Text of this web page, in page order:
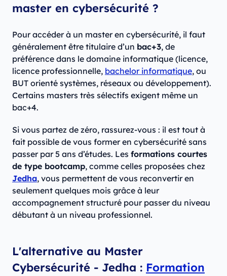
master en cybersécurité ?
Pour accéder à un master en cybersécurité, il faut
généralement être titulaire d’un bac+3, de
préférence dans le domaine informatique (licence,
licence professionnelle, bachelor informatique, ou
BUT orienté systèmes, réseaux ou développement).
Certains masters très sélectifs exigent même un
bac+4.
Si vous partez de zéro, rassurez-vous : il est tout à
fait possible de vous former en cybersécurité sans
passer par 5 ans d’études. Les formations courtes
de type bootcamp, comme celles proposées chez
Jedha, vous permettent de vous reconvertir en
seulement quelques mois grâce à leur
accompagnement structuré pour passer du niveau
débutant à un niveau professionnel.
L'alternative au Master
Cybersécurité - Jedha : Formation